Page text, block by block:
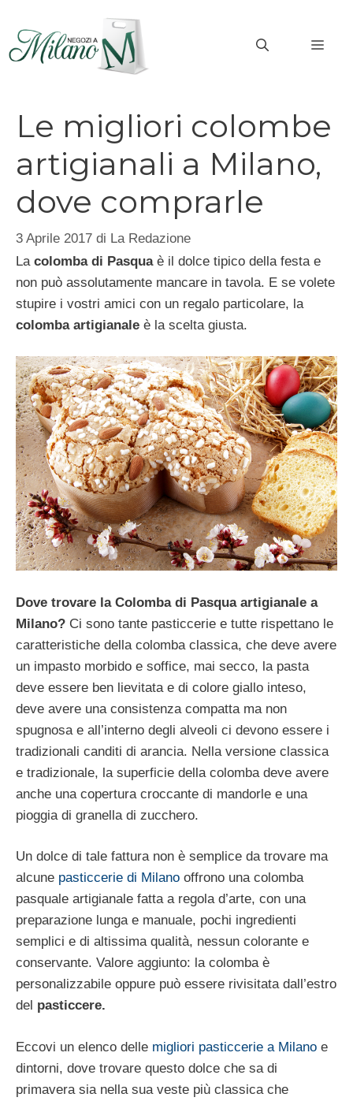
contenuto
Le migliori colombe
artigianali a Milano,
dove comprarle
3 Aprile 2017 di La Redazione
La colomba di Pasquaè il dolce tipico della festa e
non può assolutamente mancare in tavola. E se volete
stupire i vostri amici con un regalo particolare, la
colomba artigianale è la scelta giusta.
Dove trovare la Colomba di Pasqua artigianale a
Milano? Ci sono tante pasticcerie e tutte rispettano le
caratteristiche della colomba classica, che deve avere
un impasto morbido e soffice, mai secco, la pasta
deve essere ben lievitata e di colore giallo inteso,
deve avere una consistenza compatta ma non
spugnosa e all’interno degli alveoli ci devono essere i
tradizionali canditi di arancia. Nella versione classica
e tradizionale, la superficie della colomba deve avere
anche una copertura croccante di mandorle e una
pioggia di granella di zucchero.
Un dolce di tale fattura non è semplice da trovare ma
alcune pasticcerie di Milano offrono una colomba
pasquale artigianale fatta a regola d’arte, con una
preparazione lunga e manuale, pochi ingredienti
semplici e di altissima qualità, nessun colorante e
conservante. Valore aggiunto: la colomba è
personalizzabile oppure può essere rivisitata dall’estro
del pasticcere.
Eccovi un elenco delle migliori pasticcerie a Milano e
dintorni, dove trovare questo dolce che sa di
primavera sia nella sua veste più classica che